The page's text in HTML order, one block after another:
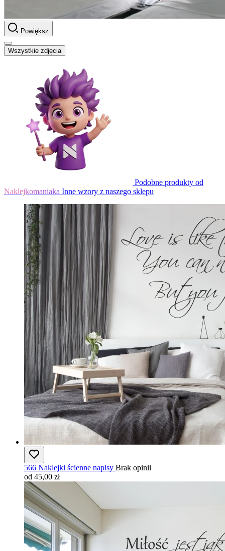
Powiększ
Wszystkie zdjęcia
Podobne produkty od
Naklejkomaniaka Inne wzory z naszego sklepu
566 Naklejki ścienne napisy Brak opinii
od 45,00 zł